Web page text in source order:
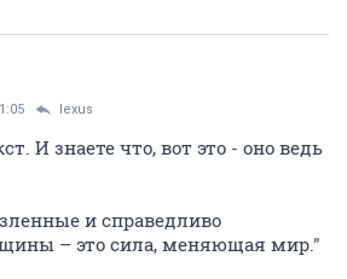
lexus
И знаете что, вот это - оно ведь
и справедливо
– это сила, меняющая мир."